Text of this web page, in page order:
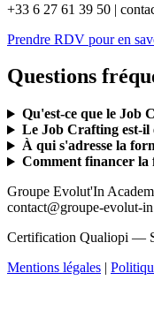
+33 6 27 61 39 50 |
Prendre RDV pour en
Questions
Qu'est-ce que le Job
Le Job Crafting est-il
À qui s'adresse la
Comment financer
Groupe Evolut'In
contact@groupe-evolut-
Certification Qualiopi —
Mentions légales |